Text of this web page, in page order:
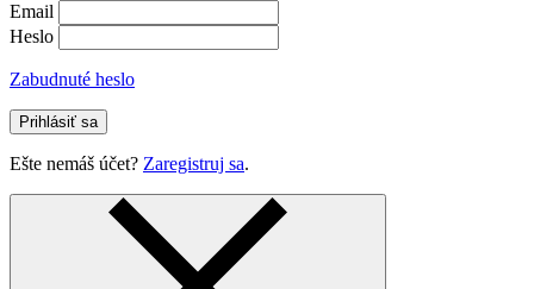
Email
Heslo
Zabudnuté heslo
Prihlásiť sa
Ešte nemáš účet? Zaregistruj sa.